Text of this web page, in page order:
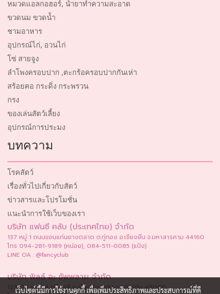
หมวดแอลกอฮอร์, น้ำยาทำความสะอาด
ขวดนม ขวดน้ำ
ชามอาหาร
อุปกรณ์ไก่, อวนไก่
โซ่ สายจูง
ลำโพงครอบปาก ,ตะกร้อครอบปากกันเห่า
สร้อยคอ กระดิ่ง กระพรวน
กรง
ของเล่นสัตว์เลี้ยง
อุปกรณ์การประมง
บทความ
โรคสัตว์
เรื่องทั่วไปเกี่ยวกับสัตว์
ข่าวสารและโปรโมชั่น
แนะนำการใช้เว็บของเรา
บริษัท แฟนซี คลับ (ประเทศไทย) จำกัด
137 หมู่ 1 ถนนขอนแก่นยางตลาด ต.กู่ทอง อ.เชียงยืน จ.มหาสารคาม 44160
โทร 094-281-9189 (หน่อย), 084-511-0085 (แป้ง)
LINE OA : @fancyclub
บริษัท พิลล์ อะ ซัพพลาย จำกัด
129/20 หมู่ที่ 4 ต.โคกสี อ.เมืองขอนแก่น จ.ขอนแก่น 40000
เว็บไซต์นี้มีการใช้งานคุกกี้ เพื่อเพิ่มประสิทธิภาพและประสบการณ์ที่ดี